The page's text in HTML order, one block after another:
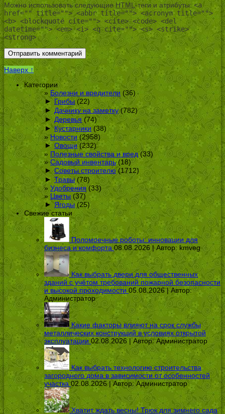
Можно использовать следующие HTML-теги и атрибуты: <a
href="" title=""> <abbr title=""> <acronym title="">
<b> <blockquote cite=""> <cite> <code> <del
datetime=""> <em> <i> <q cite=""> <s> <strike>
<strong>
Наверх ↑
Категории
Болезни и вредители (36)
► Грибы(22)
► Дачнику на заметку(782)
► Деревья (74)
► Кустарники (38)
Новости (2958)
► Овощи(232)
Полезные свойства и вред(33)
Садовый инвентарь(18)
► Советы строителю(1712)
► Травы(78)
Удобрения(33)
Цветы(37)
► Ягоды(25)
Свежие статьи
Поломоечные роботы: инновации для
бизнеса и комфорта 08.08.2026 | Автор:kmveg
Как выбрать двери для общественных
зданий с учётом требований пожарной безопасности
и высокой проходимости 05.08.2026 | Автор:
Администратор
Какие факторы влияют на срок службы
металлических конструкций в условиях открытой
эксплуатации 02.08.2026 | Автор:Администратор
Как выбрать технологию строительства
загородного дома в зависимости от особенностей
участка 02.08.2026 | Автор:Администратор
Хватит ждать весны! Трюк для зимнего сада